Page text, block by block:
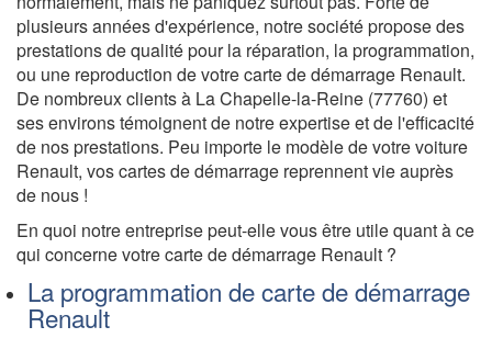
plusieurs années d'expérience, notre société propose des
prestations de qualité pour la réparation, la programmation,
ou une reproduction de votre carte de démarrage Renault.
De nombreux clients à La Chapelle-la-Reine (77760) et
ses environs témoignent de notre expertise et de l'efficacité
de nos prestations. Peu importe le modèle de votre voiture
Renault, vos cartes de démarrage reprennent vie auprès
de nous !
En quoi notre entreprise peut-elle vous être utile quant à ce
qui concerne votre carte de démarrage Renault ?
La programmation de carte de démarrage
Renault